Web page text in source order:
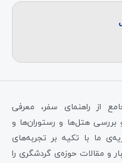
از راهنمای سفر، معرفی
بررسی هتل‌ها و رستوران‌ها و
ما با تکیه بر تجربه‌های
و مقالات حوزه‌ی گردشگری را